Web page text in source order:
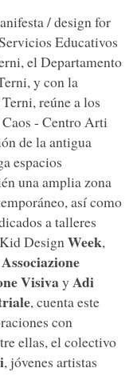
/ design for
Educativos
el Departamento
y con la
reúne a los
- Centro Arti
de la antigua
espacios
una amplia zona
así como
a talleres
Design Week,
Visivay Adi
, cuenta este
con
ellas, el colectivo
, jóvenes artistas